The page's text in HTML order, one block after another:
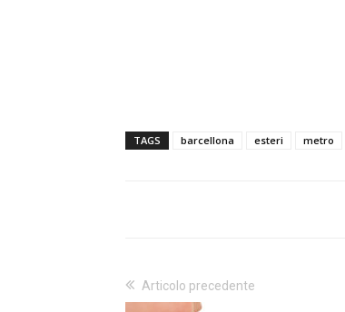
TAGS barcellona esteri metro
Articolo precedente